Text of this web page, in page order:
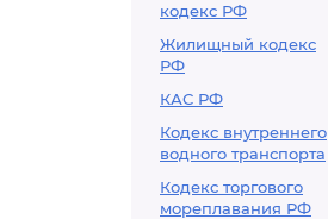
кодекс РФ
Жилищный кодекс
РФ
КАС РФ
Кодекс внутреннего
водного транспорта
Кодекс торгового
мореплавания РФ